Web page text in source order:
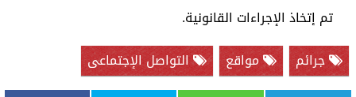
تم إتخاذ الإجراءات القانونية.
جرائم
مواقع التواصل الإجتماعى